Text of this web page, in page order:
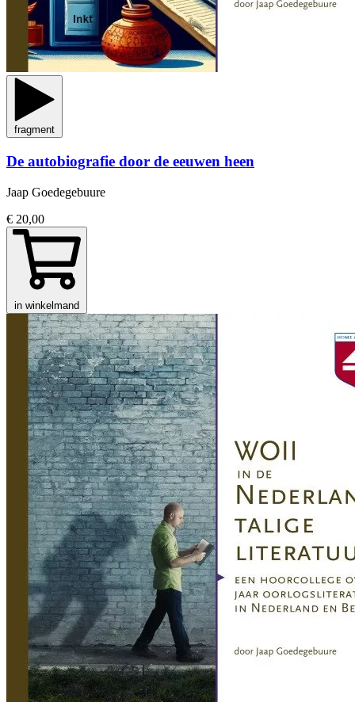
fragment
De autobiografie door de eeuwen heen
Jaap Goedegebuure
€ 20,00
in winkelmand